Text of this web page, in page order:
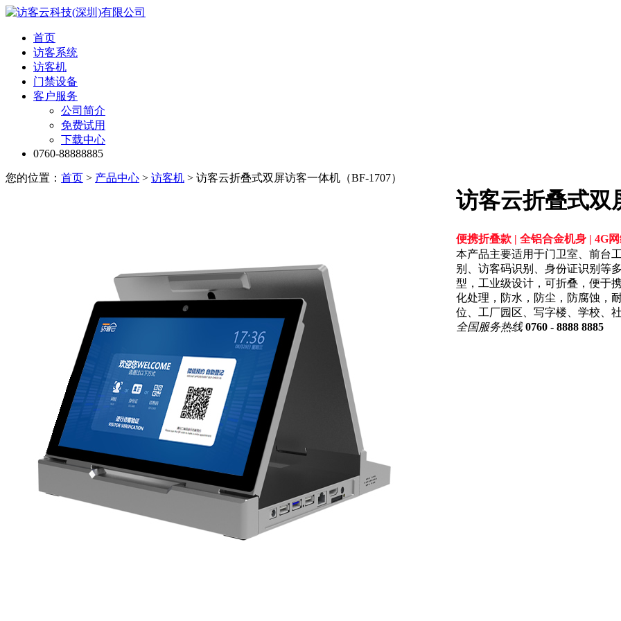
首页
访客系统
访客机
门禁设备
客户服务
公司简介
免费试用
下载中心
0760-88888885
您的位置： 首页 > 产品中心 > 访客机 > 访客云折叠式双屏访客一体机（BF-1707）
访客云折叠式双
便携折叠款 | 全铝合金机身 | 4G
本产品主要适用于门卫室、前台
别、访客码识别、身份证识别等
型，工业级设计，可折叠，便于
化处理，防水，防尘，防腐蚀，
位、工厂园区、写字楼、学校、
全国服务热线 0760 - 8888 8885